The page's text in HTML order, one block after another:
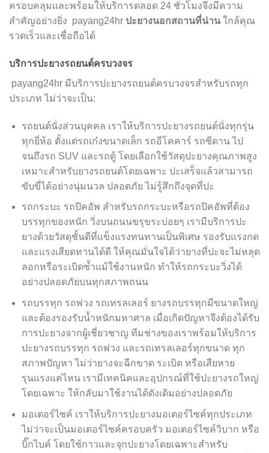
ครอบคลุมและพร้อมให้บริการตลอด 24 ชั่วโมงจึงมีความ
สำคัญอย่างยิ่ง payang24hr ปะยางนอกสถานที่น่าน ใกล้คุณ
รวดเร็วและเชื่อถือได้
บริการปะยางรถยนต์ครบวงจร
payang24hr มีบริการปะยางรถยนต์ครบวงจรสำหรับรถทุก
ประเภท ไม่ว่าจะเป็น:
รถยนต์นั่งส่วนบุคคล เราให้บริการปะยางรถยนต์นั่งทุกรุ่น
ทุกยี่ห้อ ตั้งแต่รถเก๋งขนาดเล็ก รถอีโคคาร์ รถซีดาน ไป
จนถึงรถ SUV และรถตู้ โดยเลือกใช้วัสดุปะยางคุณภาพสูง
เหมาะสำหรับยางรถยนต์โดยเฉพาะ ปะเสร็จแล้วสามารถ
ขับขี่ได้อย่างนุ่มนวล ปลอดภัย ไม่รู้สึกถึงจุดที่ปะ
รถกระบะ รถปิคอัพ สำหรับรถกระบะหรือรถปิคอัพที่ต้อง
บรรทุกของหนัก วิ่งบนถนนขรุขระบ่อยๆ เรามีบริการปะ
ยางด้วยวัสดุชั้นดีที่แข็งแรงทนทานเป็นพิเศษ รองรับแรงกด
และแรงเสียดทานได้ดี ให้คุณมั่นใจได้ว่ายางที่ปะจะไม่หลุด
ลอกหรือระเบิดซ้ำแม้ใช้งานหนัก ทำให้รถกระบะวิ่งได้
อย่างปลอดภัยบนทุกสภาพถนน
รถบรรทุก รถพ่วง รถเทรลเลอร์ ยางรถบรรทุกมีขนาดใหญ่
และต้องรองรับน้ำหนักมหาศาล เมื่อเกิดปัญหาจึงต้องได้รับ
การปะยางจากผู้เชี่ยวชาญ ทีมช่างของเราพร้อมให้บริการ
ปะยางรถบรรทุก รถพ่วง และรถเทรลเลอร์ทุกขนาด ทุก
สภาพปัญหา ไม่ว่ายางจะฉีกขาด ระเบิด หรือเสียหาย
รุนแรงแค่ไหน เรามีเทคนิคและอุปกรณ์ที่ใช้ปะยางรถใหญ่
โดยเฉพาะ ให้กลับมาใช้งานได้ดังเดิมอย่างปลอดภัย
มอเตอร์ไซค์ เราให้บริการปะยางมอเตอร์ไซค์ทุกประเภท
ไม่ว่าจะเป็นมอเตอร์ไซค์ครอบครัว มอเตอร์ไซค์วิบาก หรือ
บิ๊กไบค์ โดยใช้กาวและจุกปะยางโดยเฉพาะสำหรับ